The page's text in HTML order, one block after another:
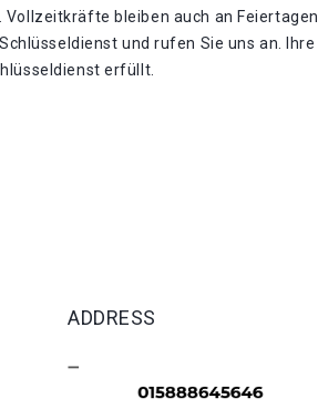
bleiben auch an Feiertagen.
und rufen Sie uns an. Ihre
erfüllt.
ADDRESS